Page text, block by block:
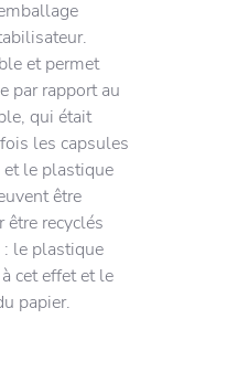
et permet
par rapport au
qui était
les capsules
le plastique
être
recyclés
le plastique
cet effet et le
papier.